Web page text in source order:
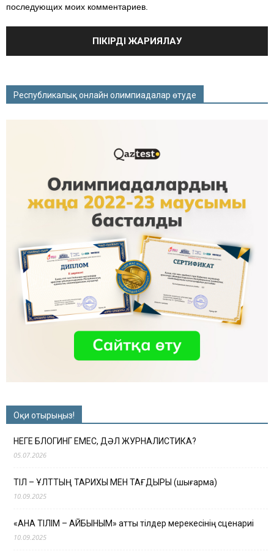
последующих моих комментариев.
Республикалық онлайн олимпиадалар өтуде
Оқи отырыңыз!
НЕГЕ БЛОГИНГ ЕМЕС, ДӘЛ ЖУРНАЛИСТИКА?
05.07.2026
ТІЛ – ҰЛТТЫҢ ТАРИХЫ МЕН ТАҒДЫРЫ (шығарма)
10.09.2025
«АНА ТІЛІМ – АЙБЫНЫМ» атты тілдер мерекесінің сценариі
10.09.2025